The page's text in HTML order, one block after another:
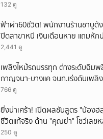
132 ดู
ฟ้าผ่า60ชีวิต! พนักงานร้านชาบูดั
ปิดสาขาหนี เงินเดือนหาย แถมหัก
เดือนแต่ไม่ส่ง?
2,441 ดู
เพลิงไหม้รถบรรทุก ต่างระดับฉิม
กาญจนา-บางแค จนท.เร่งดับเพลิง
766 ดู
ยิ่งน่าเศร้า! เปิดผลชันสูตร "น้องฮ
ชีวิตแท้จริง ด้าน "คุณย่า" โชว์เลข
รถเคลื่อนร่าง!
250 ดู